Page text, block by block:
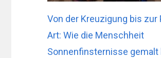
Von der Kreuzigung bis zur
Art: Wie die Menschheit
Sonnenfinsternisse gemalt